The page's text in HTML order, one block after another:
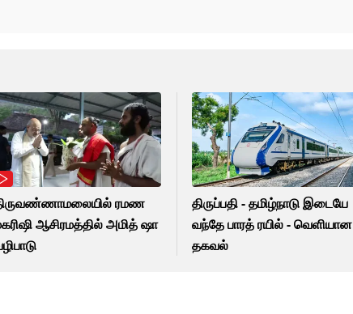
ரமண
ஆசிரமத்தில் அமித் ஷா
திருப்பதி - தமிழ்நாடு இடையே
வந்தே பாரத் ரயில் - வெளியான
தகவல்